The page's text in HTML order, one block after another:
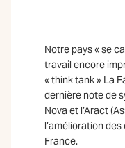
Notre pays « se
travail encore
« think tank » La
dernière note de
Nova et l’Aract
l’amélioration
France.